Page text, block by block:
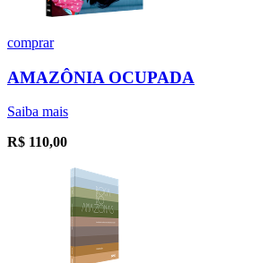
comprar
AMAZÔNIA OCUPADA
Saiba mais
R$ 110,00